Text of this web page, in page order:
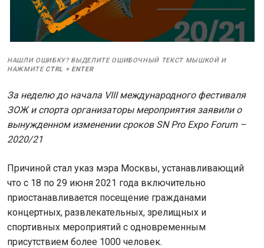
НАШЛИ ОШИБКУ? ВЫДЕЛИТЕ ОШИБОЧНЫЙ ТЕКСТ МЫШКОЙ И
НАЖМИТЕ CTRL + ENTER
За неделю до начала VIII международного фестиваля
ЗОЖ и спорта организаторы мероприятия заявили о
вынужденном изменении сроков SN Pro Expo Forum –
2020/21
Причиной стал указ мэра Москвы, устанавливающий
что с 18 по 29 июня 2021 года включительно
приостанавливается посещение гражданами
концертных, развлекательных, зрелищных и
спортивных мероприятий с одновременным
присутствием более 1000 человек.